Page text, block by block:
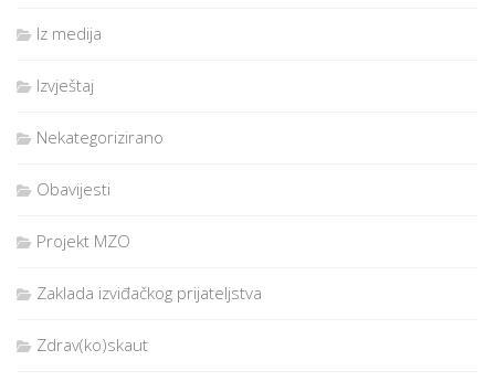
Iz medija
Izvještaj
Nekategorizirano
Obavijesti
Projekt MZO
Zaklada izviđačkog prijateljstva
Zdrav(ko)skaut